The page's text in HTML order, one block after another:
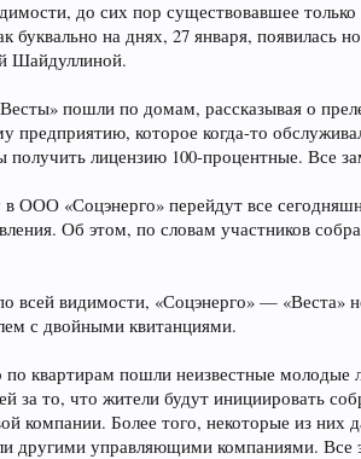
до сих пор существовавшее
на днях, 27 января, появилась
Шайдуллиной.
пошли по домам, рассказывая о
которое когда-то
получить лицензию 100-процентные. Все
ООО «Соцэнерго» перейдут все
Об этом, по словам участников
видимости, «Соцэнерго» — «Веста»
с двойными квитанциями.
квартирам пошли неизвестные
за то, что жители будут инициировать
компании. Более того, некоторые из них
другими управляющими компаниями. Все